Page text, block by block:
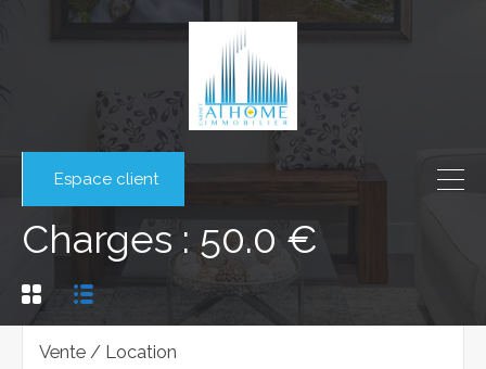
Espace client
Charges : 50.0 €
Vente / Location